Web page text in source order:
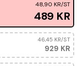
489 KR
48,90 KR/ST
929 KR
46,45 KR/ST